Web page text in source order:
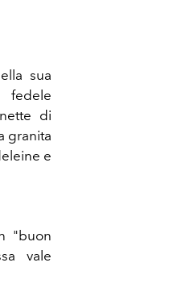
sua
fedele
di
granita
e
"buon
vale